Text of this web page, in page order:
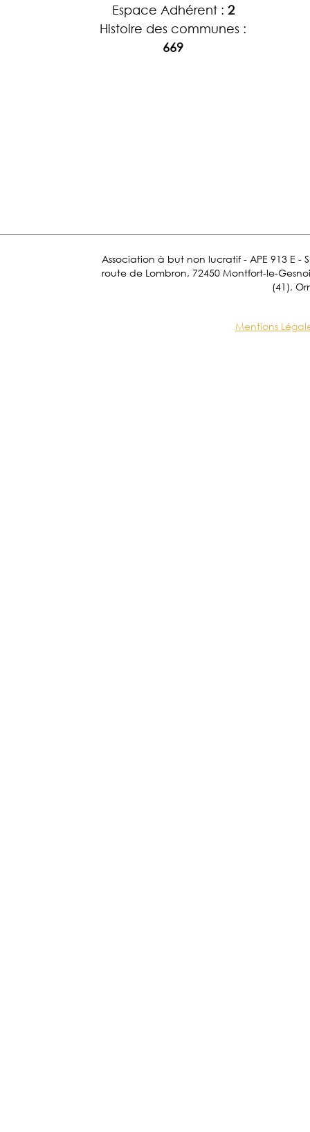
Espace Adhérent : 2
Histoire des communes :
669
Association à but non lucratif - APE 913 E -
route de Lombron, 72450 Montfort-le-
(41),
Mentions